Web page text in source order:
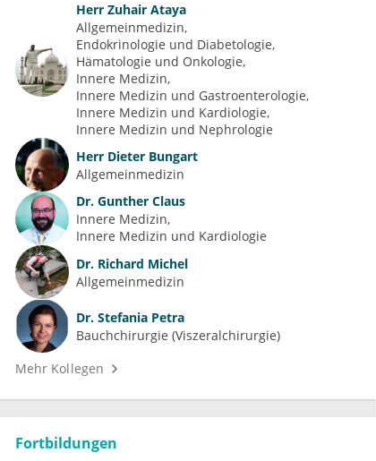
Herr Zuhair Ataya
Allgemeinmedizin
Endokrinologie und Diabetologie
Hämatologie und Onkologie
Innere Medizin
Innere Medizin und Gastroenterologie
Innere Medizin und Kardiologie
Innere Medizin und Nephrologie
Herr Dieter Bungart
Allgemeinmedizin
Dr. Gunther Claus
Innere Medizin
Innere Medizin und Kardiologie
Dr. Richard Michel
Allgemeinmedizin
Dr. Stefania Petra
Bauchchirurgie (Viszeralchirurgie)
Mehr Kollegen
Fortbildungen